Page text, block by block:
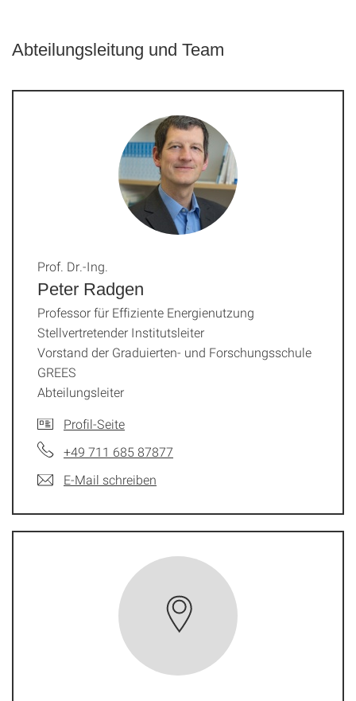
Abteilungsleitung und Team
Peter Radgen
Prof. Dr.-Ing.
Professor für Effiziente Energienutzung
Stellvertretender Institutsleiter
Vorstand der Graduierten- und Forschungsschule
GREES
Abteilungsleiter
Profil-Seite
+49 711 685 87877
E-Mail schreiben